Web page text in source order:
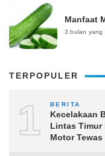
Manfaat
3 bulan yang
TERPOPULER
1 BERITA
Kecelakaan
Lintas Timur
Motor Tewas